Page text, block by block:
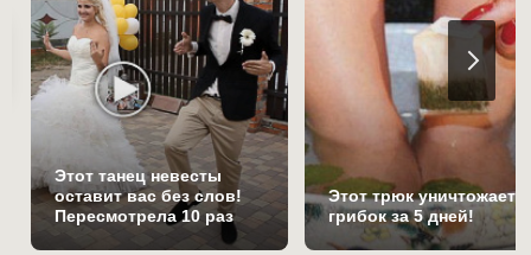
Этот танец невесты
оставит вас без слов!
Пересмотрела 10 раз
Этот трюк уничтожает
грибок за 5 дней!